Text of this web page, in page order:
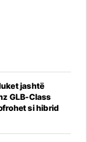
jashtë
GLB-Class
si hibrid